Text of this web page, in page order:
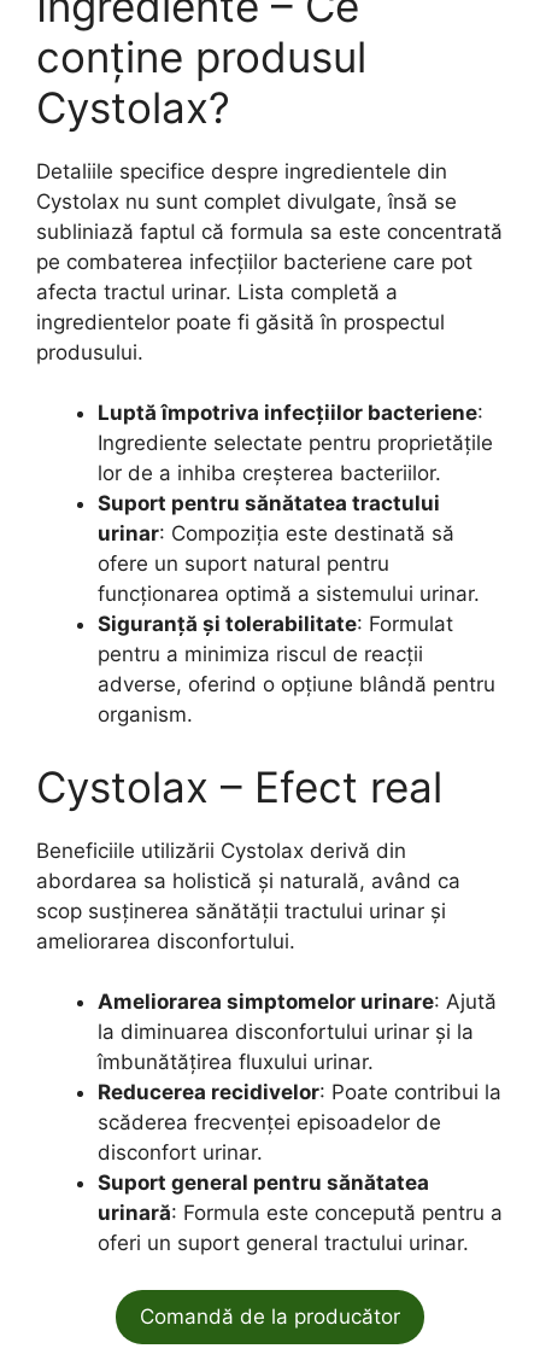
conține produsul
Cystolax?
Detaliile specifice despre ingredientele din
Cystolax nu sunt complet divulgate, însă se
subliniază faptul că formula sa este concentrată
pe combaterea infecțiilor bacteriene care pot
afecta tractul urinar. Lista completă a
ingredientelor poate fi găsită în prospectul
produsului.
Luptă împotriva infecțiilor bacteriene:
Ingrediente selectate pentru proprietățile
lor de a inhiba creșterea bacteriilor.
Suport pentru sănătatea tractului
urinar: Compoziția este destinată să
ofere un suport natural pentru
funcționarea optimă a sistemului urinar.
Siguranță și tolerabilitate: Formulat
pentru a minimiza riscul de reacții
adverse, oferind o opțiune blândă pentru
organism.
Cystolax – Efect real
Beneficiile utilizării Cystolax derivă din
abordarea sa holistică și naturală, având ca
scop susținerea sănătății tractului urinar și
ameliorarea disconfortului.
Ameliorarea simptomelor urinare: Ajută
la diminuarea disconfortului urinar și la
îmbunătățirea fluxului urinar.
Reducerea recidivelor: Poate contribui la
scăderea frecvenței episoadelor de
disconfort urinar.
Suport general pentru sănătatea
urinară: Formula este concepută pentru a
oferi un suport general tractului urinar.
Comandă de la producător